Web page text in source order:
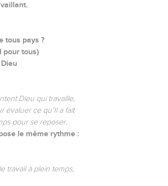
tous pays ?
pour tous)
Dieu qui travaille,
évaluer ce qu’Il a fait
pour se reposer.
le même rythme :
travail à plein temps,